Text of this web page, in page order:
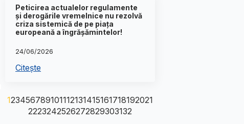
Peticirea actualelor regulamente
și derogările vremelnice nu rezolvă
criza sistemică de pe piața
europeană a îngrășămintelor!
24/06/2026
Citește
123456789101112131415161718192021
2223242526272829303132